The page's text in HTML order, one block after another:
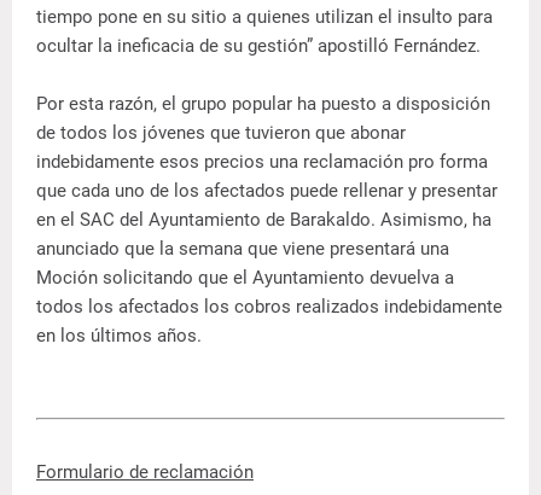
tiempo pone en su sitio a quienes utilizan el insulto para
ocultar la ineficacia de su gestión” apostilló Fernández.
Por esta razón, el grupo popular ha puesto a disposición
de todos los jóvenes que tuvieron que abonar
indebidamente esos precios una reclamación pro forma
que cada uno de los afectados puede rellenar y presentar
en el SAC del Ayuntamiento de Barakaldo. Asimismo, ha
anunciado que la semana que viene presentará una
Moción solicitando que el Ayuntamiento devuelva a
todos los afectados los cobros realizados indebidamente
en los últimos años.
Formulario de reclamación